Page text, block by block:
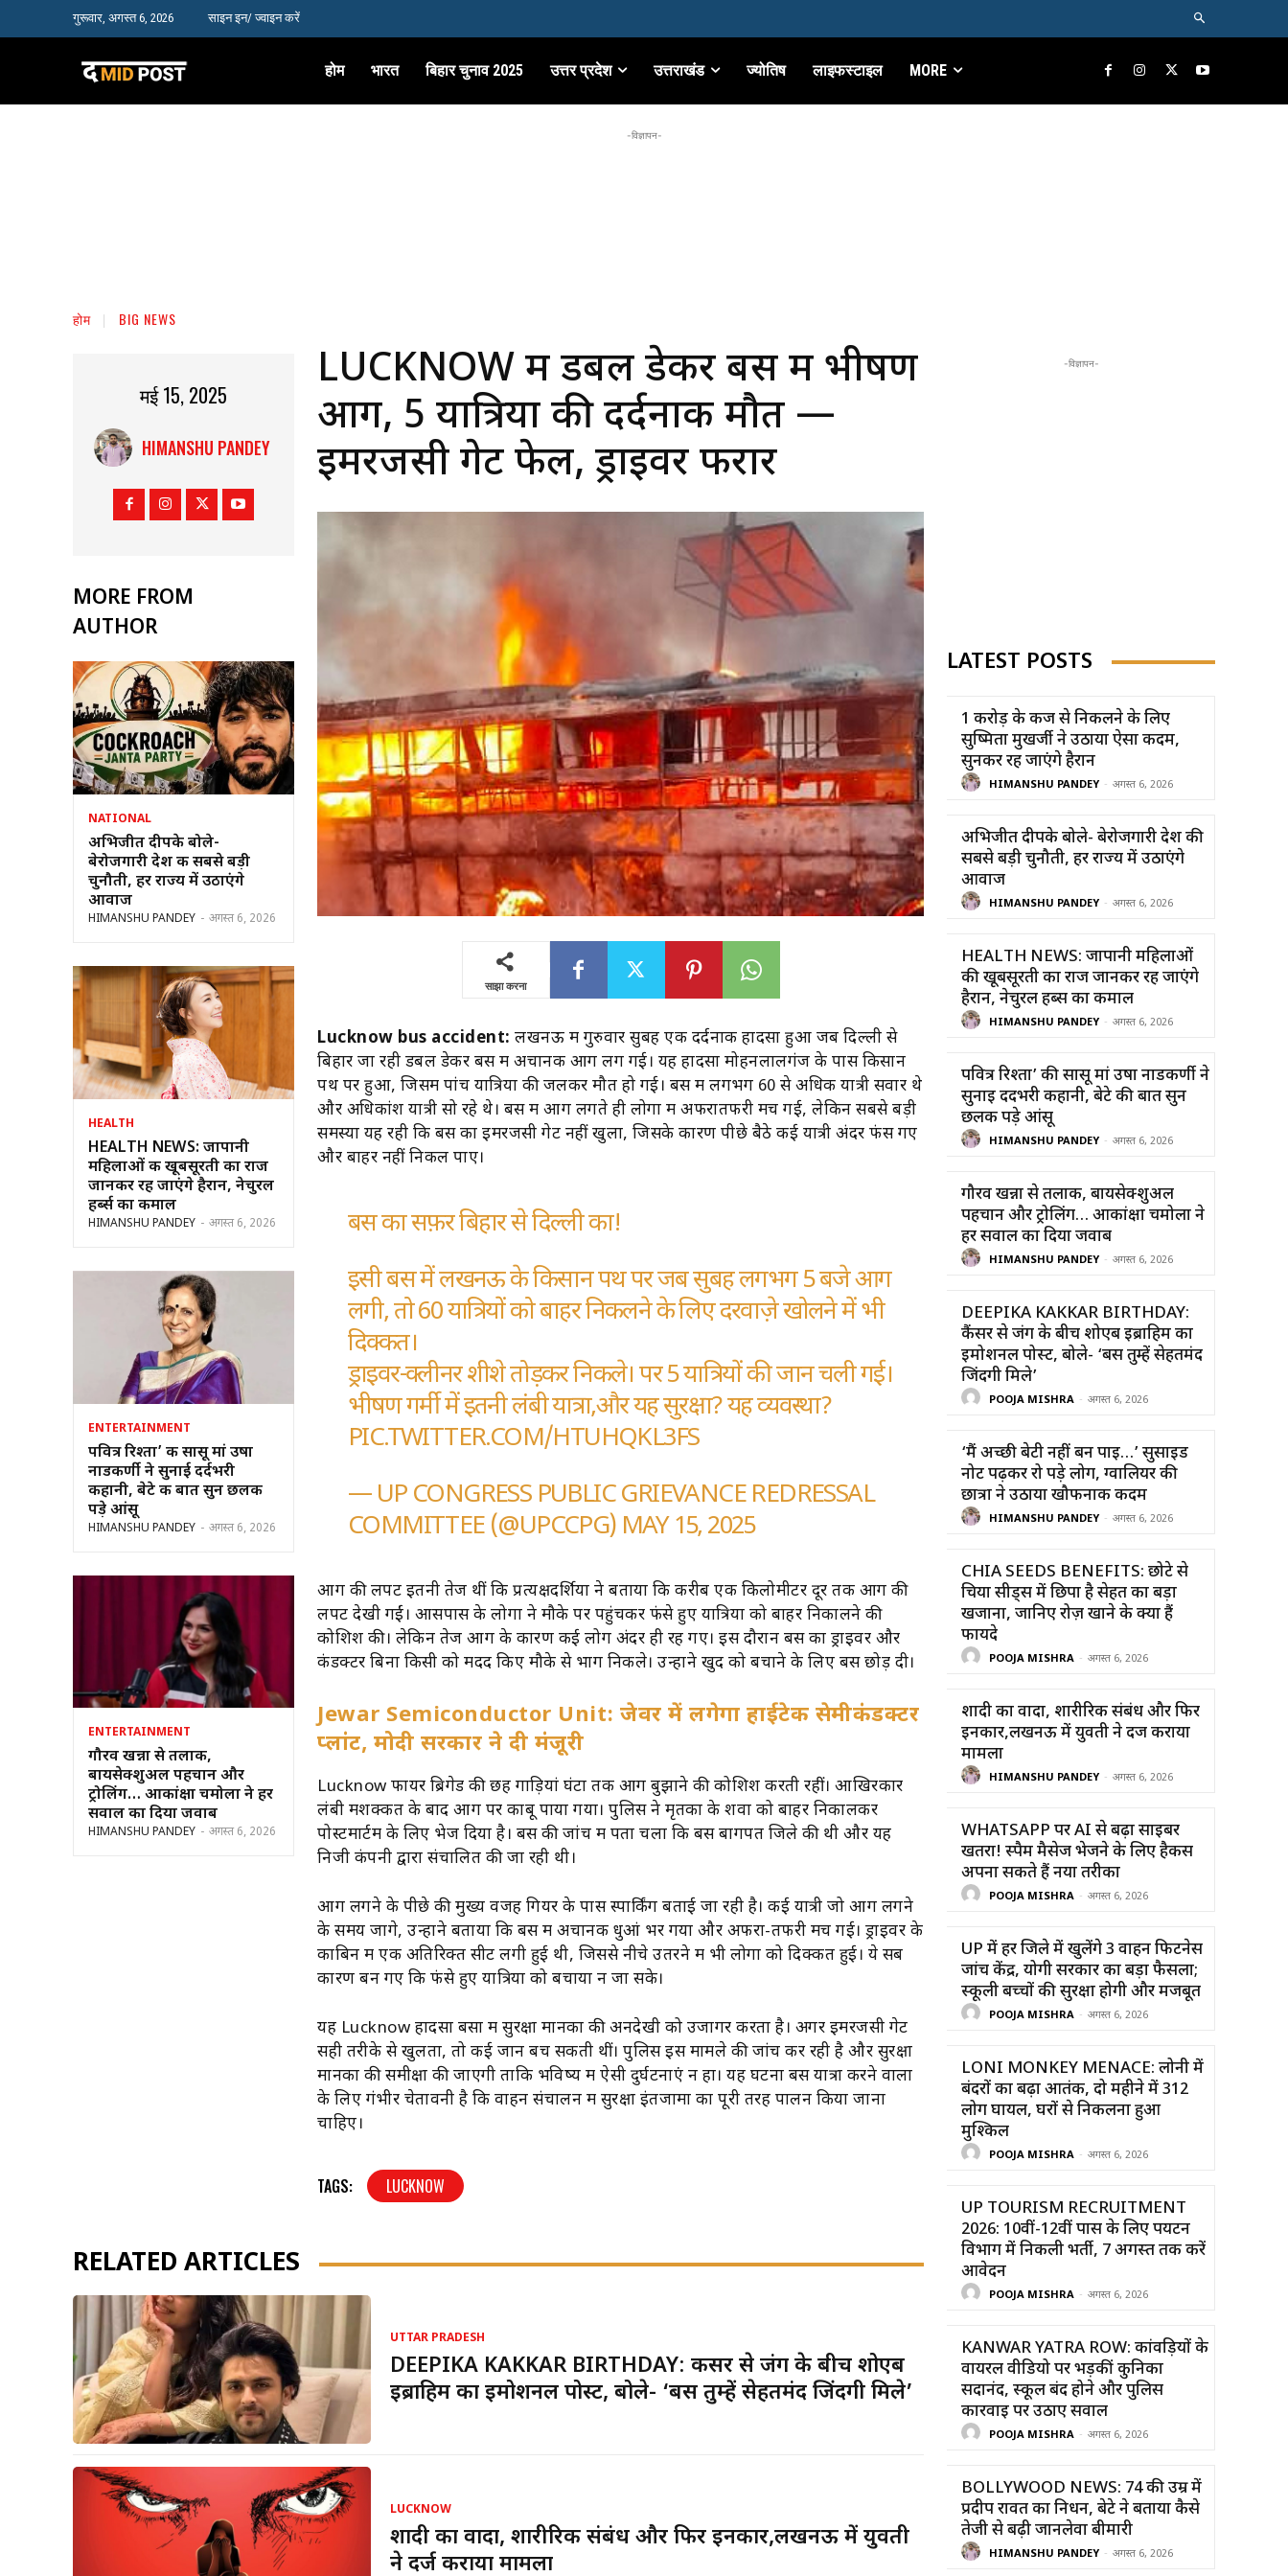
गुरूवार, अगस्त 6, 2026 साइन इन/ ज्वाइन करें
होम भारत बिहार चुनाव 2025 उत्तर प्रदेश उत्तराखंड ज्योतिष लाइफस्टाइल MORE
-विज्ञापन-
होम BIG NEWS
मई 15, 2025
HIMANSHU PANDEY
MORE FROM
AUTHOR
NATIONAL
अभिजीत दीपके बोले-
बेरोजगारी देश की सबसे बड़ी
चुनौती, हर राज्य में उठाएंगे
आवाज
HIMANSHU PANDEY - अगस्त 6, 2026
HEALTH
HEALTH NEWS: जापानी
महिलाओं की खूबसूरती का राज
जानकर रह जाएंगे हैरान, नेचुरल
हर्ब्स का कमाल
HIMANSHU PANDEY - अगस्त 6, 2026
ENTERTAINMENT
पवित्र रिश्ता’ की सासू मां उषा
नाडकर्णी ने सुनाई दर्दभरी
कहानी, बेटे की बात सुन छलक
पड़े आंसू
HIMANSHU PANDEY - अगस्त 6, 2026
ENTERTAINMENT
गौरव खन्ना से तलाक,
बायसेक्शुअल पहचान और
ट्रोलिंग… आकांक्षा चमोला ने हर
सवाल का दिया जवाब
HIMANSHU PANDEY - अगस्त 6, 2026
LUCKNOW में डबल डेकर बस में भीषण
आग, 5 यात्रियों की दर्दनाक मौत —
इमरजेंसी गेट फेल, ड्राइवर फरार
साझा करना
Lucknow bus accident:लखनऊ में गुरुवार सुबह एक दर्दनाक हादसा हुआ जब दिल्ली से
बिहार जा रही डबल डेकर बस में अचानक आग लग गई। यह हादसा मोहनलालगंज के पास किसान
पथ पर हुआ, जिसमें पांच यात्रियों की जलकर मौत हो गई। बस में लगभग 60 से अधिक यात्री सवार थे
और अधिकांश यात्री सो रहे थे। बस में आग लगते ही लोगों में अफरातफरी मच गई, लेकिन सबसे बड़ी
समस्या यह रही कि बस का इमरजेंसी गेट नहीं खुला, जिसके कारण पीछे बैठे कई यात्री अंदर फंस गए
और बाहर नहीं निकल पाए।
बस का सफ़र बिहार से दिल्ली का!
इसी बस में लखनऊ के किसान पथ पर जब सुबह लगभग 5 बजे आग
लगी, तो 60 यात्रियों को बाहर निकलने के लिए दरवाज़े खोलने में भी
दिक्कत।
ड्राइवर-क्लीनर शीशे तोड़कर निकले। पर 5 यात्रियों की जान चली गई।
भीषण गर्मी में इतनी लंबी यात्रा,और यह सुरक्षा? यह व्यवस्था?
PIC.TWITTER.COM/HTUHQKL3FS
— UP CONGRESS PUBLIC GRIEVANCE REDRESSAL
COMMITTEE (@UPCCPG) MAY 15, 2025
आग की लपटें इतनी तेज थीं कि प्रत्यक्षदर्शियों ने बताया कि करीब एक किलोमीटर दूर तक आग की
लपटें देखी गईं। आसपास के लोगों ने मौके पर पहुंचकर फंसे हुए यात्रियों को बाहर निकालने की
कोशिश की। लेकिन तेज आग के कारण कई लोग अंदर ही रह गए। इस दौरान बस का ड्राइवर और
कंडक्टर बिना किसी को मदद किए मौके से भाग निकले। उन्होंने खुद को बचाने के लिए बस छोड़ दी।
Jewar Semiconductor Unit: जेवर में लगेगा हाईटेक सेमीकंडक्टर
प्लांट, मोदी सरकार ने दी मंजूरी
Lucknow फायर ब्रिगेड की छह गाड़ियां घंटों तक आग बुझाने की कोशिश करती रहीं। आखिरकार
लंबी मशक्कत के बाद आग पर काबू पाया गया। पुलिस ने मृतकों के शवों को बाहर निकालकर
पोस्टमार्टम के लिए भेज दिया है। बस की जांच में पता चला कि बस बागपत जिले की थी और यह
निजी कंपनी द्वारा संचालित की जा रही थी।
आग लगने के पीछे की मुख्य वजह गियर के पास स्पार्किंग बताई जा रही है। कई यात्री जो आग लगने
के समय जागे, उन्होंने बताया कि बस में अचानक धुआं भर गया और अफरा-तफरी मच गई। ड्राइवर के
काबिन में एक अतिरिक्त सीट लगी हुई थी, जिससे नीचे उतरने में भी लोगों को दिक्कत हुई। ये सब
कारण बन गए कि फंसे हुए यात्रियों को बचाया न जा सके।
यह Lucknow हादसा बसों में सुरक्षा मानकों की अनदेखी को उजागर करता है। अगर इमरजेंसी गेट
सही तरीके से खुलता, तो कई जानें बच सकती थीं। पुलिस इस मामले की जांच कर रही है और सुरक्षा
मानकों की समीक्षा की जाएगी ताकि भविष्य में ऐसी दुर्घटनाएं न हों। यह घटना बस यात्रा करने वालों
के लिए गंभीर चेतावनी है कि वाहन संचालन में सुरक्षा इंतजामों का पूरी तरह पालन किया जाना
चाहिए।
TAGS: LUCKNOW
RELATED ARTICLES
UTTAR PRADESH
DEEPIKA KAKKAR BIRTHDAY: कैंसर से जंग के बीच शोएब
इब्राहिम का इमोशनल पोस्ट, बोले- ‘बस तुम्हें सेहतमंद जिंदगी मिले’
LUCKNOW
शादी का वादा, शारीरिक संबंध और फिर इनकार,लखनऊ में युवती
ने दर्ज कराया मामला
-विज्ञापन-
LATEST POSTS
1 करोड़ के कर्ज से निकलने के लिए
सुष्मिता मुखर्जी ने उठाया ऐसा कदम,
सुनकर रह जाएंगे हैरान
HIMANSHU PANDEY - अगस्त 6, 2026
अभिजीत दीपके बोले- बेरोजगारी देश की
सबसे बड़ी चुनौती, हर राज्य में उठाएंगे
आवाज
HIMANSHU PANDEY - अगस्त 6, 2026
HEALTH NEWS: जापानी महिलाओं
की खूबसूरती का राज जानकर रह जाएंगे
हैरान, नेचुरल हर्ब्स का कमाल
HIMANSHU PANDEY - अगस्त 6, 2026
पवित्र रिश्ता’ की सासू मां उषा नाडकर्णी ने
सुनाई दर्दभरी कहानी, बेटे की बात सुन
छलक पड़े आंसू
HIMANSHU PANDEY - अगस्त 6, 2026
गौरव खन्ना से तलाक, बायसेक्शुअल
पहचान और ट्रोलिंग… आकांक्षा चमोला ने
हर सवाल का दिया जवाब
HIMANSHU PANDEY - अगस्त 6, 2026
DEEPIKA KAKKAR BIRTHDAY:
कैंसर से जंग के बीच शोएब इब्राहिम का
इमोशनल पोस्ट, बोले- ‘बस तुम्हें सेहतमंद
जिंदगी मिले’
POOJA MISHRA - अगस्त 6, 2026
‘मैं अच्छी बेटी नहीं बन पाई…’ सुसाइड
नोट पढ़कर रो पड़े लोग, ग्वालियर की
छात्रा ने उठाया खौफनाक कदम
HIMANSHU PANDEY - अगस्त 6, 2026
CHIA SEEDS BENEFITS: छोटे से
चिया सीड्स में छिपा है सेहत का बड़ा
खजाना, जानिए रोज़ खाने के क्या हैं
फायदे
POOJA MISHRA - अगस्त 6, 2026
शादी का वादा, शारीरिक संबंध और फिर
इनकार,लखनऊ में युवती ने दर्ज कराया
मामला
HIMANSHU PANDEY - अगस्त 6, 2026
WHATSAPP पर AI से बढ़ा साइबर
खतरा! स्पैम मैसेज भेजने के लिए हैकर्स
अपना सकते हैं नया तरीका
POOJA MISHRA - अगस्त 6, 2026
UP में हर जिले में खुलेंगे 3 वाहन फिटनेस
जांच केंद्र, योगी सरकार का बड़ा फैसला;
स्कूली बच्चों की सुरक्षा होगी और मजबूत
POOJA MISHRA - अगस्त 6, 2026
LONI MONKEY MENACE: लोनी में
बंदरों का बढ़ा आतंक, दो महीने में 312
लोग घायल, घरों से निकलना हुआ
मुश्किल
POOJA MISHRA - अगस्त 6, 2026
UP TOURISM RECRUITMENT
2026: 10वीं-12वीं पास के लिए पर्यटन
विभाग में निकली भर्ती, 7 अगस्त तक करें
आवेदन
POOJA MISHRA - अगस्त 6, 2026
KANWAR YATRA ROW: कांवड़ियों के
वायरल वीडियो पर भड़कीं कुनिका
सदानंद, स्कूल बंद होने और पुलिस
कार्रवाई पर उठाए सवाल
POOJA MISHRA - अगस्त 6, 2026
BOLLYWOOD NEWS: 74 की उम्र में
प्रदीप रावत का निधन, बेटे ने बताया कैसे
तेजी से बढ़ी जानलेवा बीमारी
HIMANSHU PANDEY - अगस्त 6, 2026